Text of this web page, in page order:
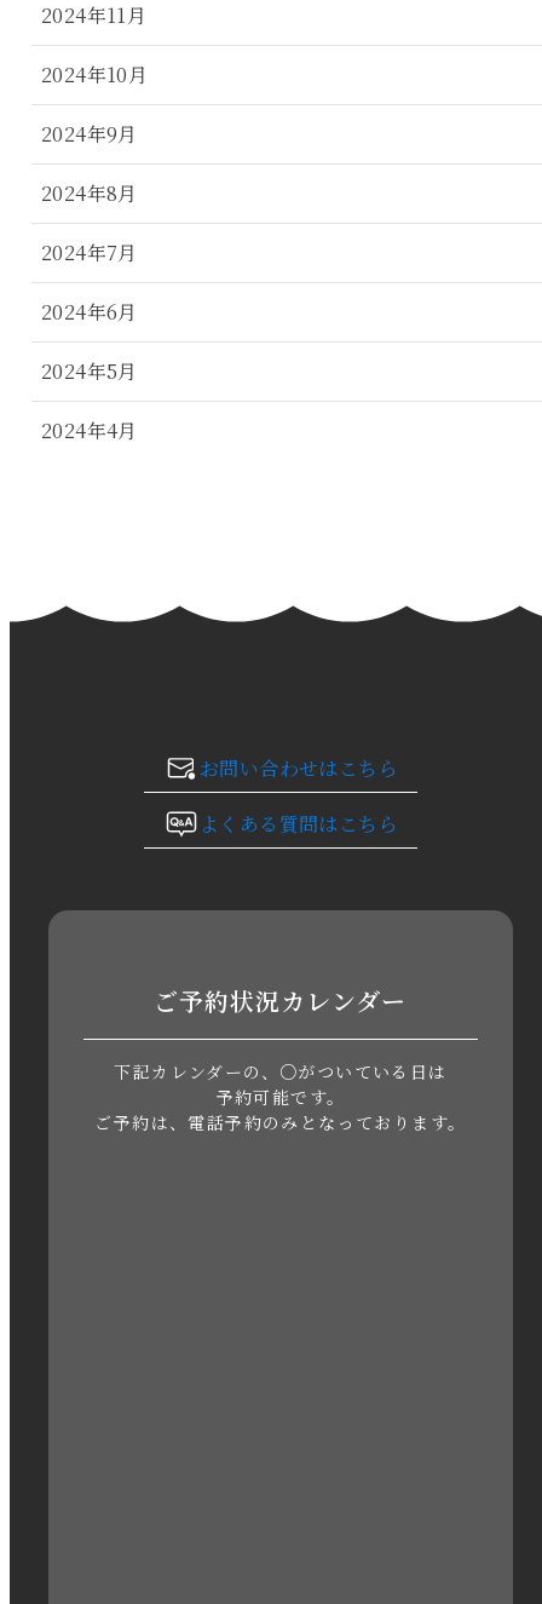
2024年11月
2024年10月
2024年9月
2024年8月
2024年7月
2024年6月
2024年5月
2024年4月
2024年1月
2023年10月
2023年8月
2023年5月
お問い合わせはこちら
よくある質問はこちら
ご予約状況カレンダー
下記カレンダーの、○がついている日は
予約可能です。
ご予約は、電話予約のみとなっております。